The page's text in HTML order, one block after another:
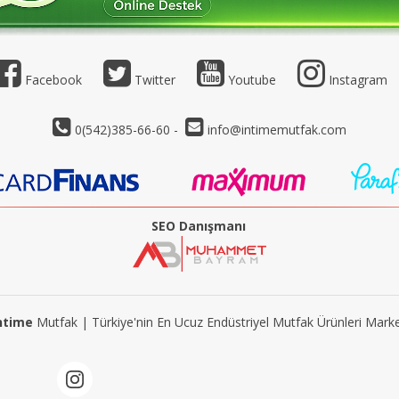
Facebook Twitter Youtube Instagram
0(542)385-66-60 - info@intimemutfak.com
SEO Danışmanı
Mutfak | Türkiye'nin En Ucuz Endüstriyel Mutfak Ürünleri